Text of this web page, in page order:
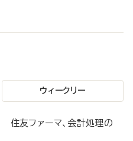
ウィークリー
友ファーマ、会計処理の